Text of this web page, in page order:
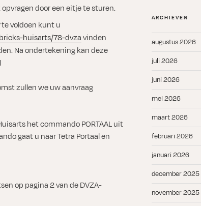
door een eitje te sturen.
te voldoen kunt u
huisarts/78-dvzavinden
Na ondertekening kan deze
zullen we uw aanvraag
het commando PORTAAL uit
gaat u naar Tetra Portaal en
op pagina 2 van de DVZA-
ARCHIEVEN
augustus 2026
juli 2026
juni 2026
mei 2026
maart 2026
februari 2026
januari 2026
december 2025
november 2025